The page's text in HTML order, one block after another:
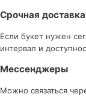
Срочная доставка
Если букет нужен
интервал и
Мессенджеры
Можно связаться